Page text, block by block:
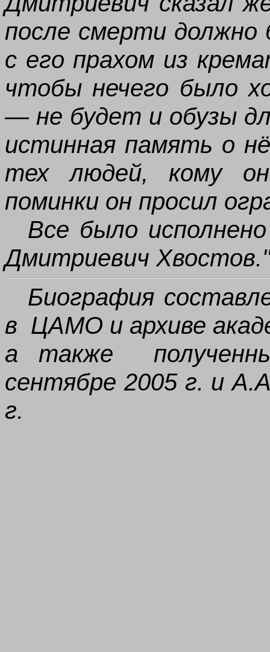
после смерти должно
с его прахом из
чтобы нечего было
— не будет и обузы
истинная память о
тех людей, кому
поминки он просил
Все было
Дмитриевич Хвостов."
Биография
в ЦАМО и архиве
а также
сентябре 2005 г. и
г.